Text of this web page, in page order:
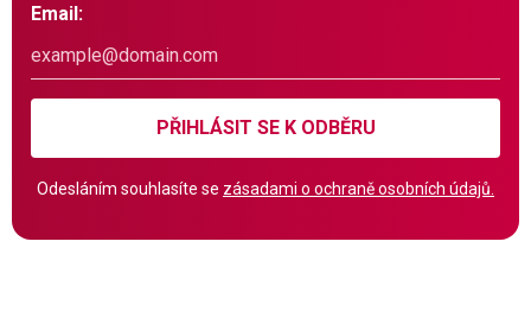
Email:
PŘIHLÁSIT SE K ODBĚRU
Odesláním souhlasíte se zásadami o ochraně osobních údajů.